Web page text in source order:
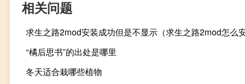
相关问题
求生之路2mod安装成功但是不显示（求生之路2mod怎么安
“橘后思书”的出处是哪里
冬天适合栽哪些植物